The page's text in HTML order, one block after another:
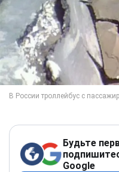
Будьте
Google